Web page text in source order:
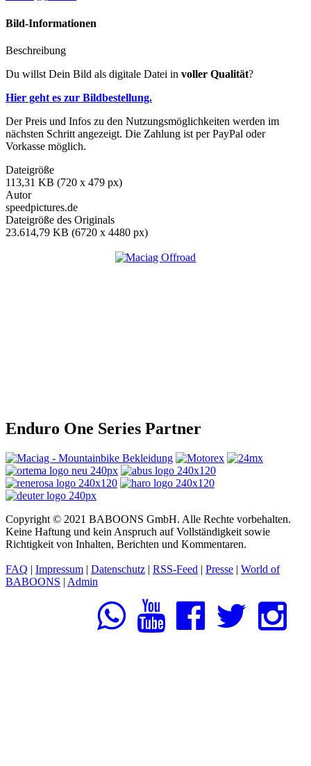
Bild-Informationen
Beschreibung
Du willst Dein Bild als digitale Datei in voller Qualität?
Hier geht es zur Bildbestellung.
Der Preis und Infos zu den Nutzungsmöglichkeiten werden im
nächsten Schritt angezeigt. Die Zahlung ist per PayPal oder
Vorkasse möglich.
Dateigröße
113,31 KB (720 x 479 px)
Autor
speedpictures.de
Dateigröße des Originals
23.614,79 KB (6720 x 4480 px)
Enduro One Series Partner
Copyright © 2021 BABOONS GmbH. Alle Rechte vorbehalten.
Keine Haftung und kein Anspruch auf Vollständigkeit sowie
Richtigkeit von Inhalten, Berichten und Kommentaren.
FAQ | Impressum | Datenschutz | RSS-Feed | Presse | World of
BABOONS | Admin